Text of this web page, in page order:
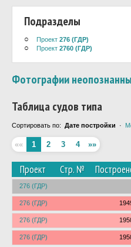
Подразделы
○ Проект 276 (ГДР)
○ Проект 2760 (ГДР)
Фотографии
Таблица судов типа
Сортировать по: Дате постройки ·
«« 1 2 3 4 »»
Проект Стр. №
276 (ГДР)
276 (ГДР)
276 (ГДР)
276 (ГДР)